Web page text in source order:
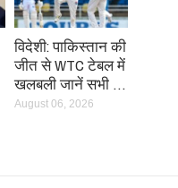
विदेशी: पाकिस्तान की
जीत से WTC टेबल में
खलबली जानें सभी …
August 06, 2026